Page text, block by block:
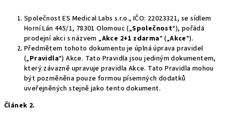
Společnost ES Medical Labs s.r.o., IČO: 22023321, se sídlem
Horní Lán 445/1, 78301 Olomouc („Společnost“), pořádá
prodejní akci s názvem „Akce 2+1 zdarma“ („Akce“).
Předmětem tohoto dokumentu je úplná úprava pravidel
(„Pravidla“) Akce. Tato Pravidla jsou jediným dokumentem,
který závazně upravuje pravidla Akce. Tato Pravidla mohou
být pozměněna pouze formou písemných dodatků
uveřejněných stejně jako tento dokument.
Článek 2.